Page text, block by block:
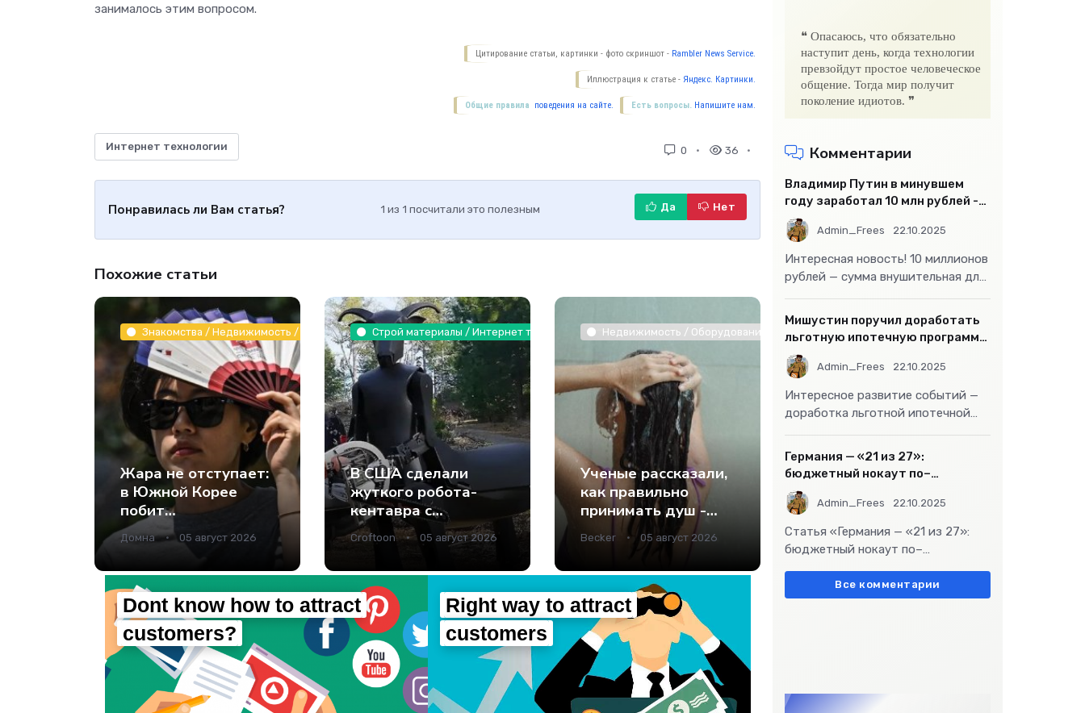
занималось этим вопросом.
Цитирование статьи, картинки - фото скриншот - Rambler News Service.
Иллюстрация к статье - Яндекс. Картинки.
Есть вопросы. Напишите нам.
Общие правила поведения на сайте.
Интернет технологии 0 36
Понравилась ли Вам статья? 1 из 1 посчитали это полезным Да Нет
Похожие статьи
Знакомства / Недвижимость / Животные и растения / Интернет технологии
Жара не отступает:
в Южной Корее
побит
температурный
рекорд за всю
историю
наблюдений -
Наука.
Домна 05 август 2026
Строй материалы / Интернет технологии
В США сделали
жуткого робота-
кентавра с
инструментами
вместо рук - Наука.
Croftoon 05 август 2026
Недвижимость / Оборудование / Другие новости / Знакомства / Интернет технологии
Ученые рассказали,
как правильно
принимать душ -
Наука.
Becker 05 август 2026
Dont know how to attract
customers?
Right way to attract
customers
❝ Опасаюсь, что обязательно
наступит день, когда технологии
превзойдут простое человеческое
общение. Тогда мир получит
поколение идиотов. ❞
Комментарии
Владимир Путин в минувшем
году заработал 10 млн рублей -
«Бизнес»
Admin_Frees 22.10.2025
Интересная новость! 10 миллионов
рублей — сумма внушительная для
не
Мишустин поручил доработать
льготную ипотечную программу
- «Бизнес»
Admin_Frees 22.10.2025
Интересное развитие событий —
доработка льготной ипотечной
стать
Германия — «21 из 27»:
бюджетный нокаут по–
европейски
Admin_Frees 22.10.2025
Статья «Германия — «21 из 27»:
бюджетный нокаут по–
подчеркивает остроту
Все комментарии